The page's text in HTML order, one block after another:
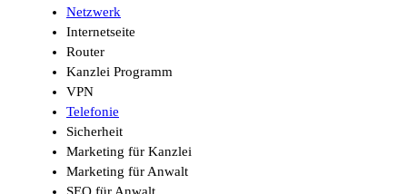
Netzwerk
Internetseite
Router
Kanzlei Programm
VPN
Telefonie
Sicherheit
Marketing für Kanzlei
Marketing für Anwalt